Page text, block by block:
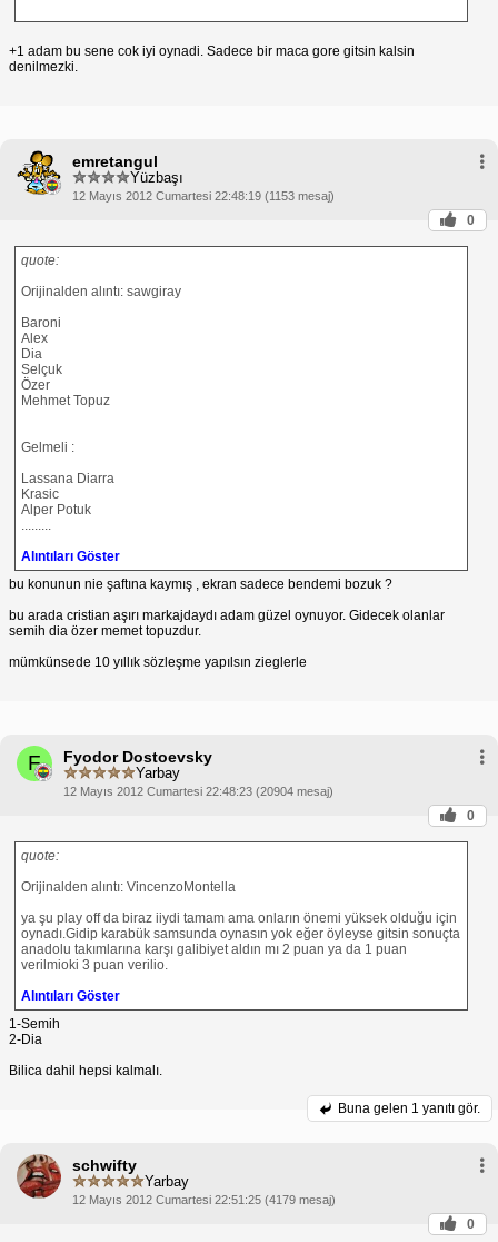
+1 adam bu sene cok iyi oynadi. Sadece bir maca gore gitsin kalsin
denilmezki.
emretangul
Yüzbaşı
12 Mayıs 2012 Cumartesi 22:48:19 (1153 mesaj)
0
quote:
Orijinalden alıntı: sawgiray
Baroni
Alex
Dia
Selçuk
Özer
Mehmet Topuz
Gelmeli :
Lassana Diarra
Krasic
Alper Potuk
Alıntıları Göster
bu konunun nie şaftına kaymış , ekran sadece bendemi bozuk ?
bu arada cristian aşırı markajdaydı adam güzel oynuyor. Gidecek olanlar
semih dia özer memet topuzdur.
mümkünsede 10 yıllık sözleşme yapılsın zieglerle
F Fyodor Dostoevsky
Yarbay
12 Mayıs 2012 Cumartesi 22:48:23 (20904 mesaj)
0
quote:
Orijinalden alıntı: VincenzoMontella
ya şu play off da biraz iiydi tamam ama onların önemi yüksek olduğu için
oynadı.Gidip karabük samsunda oynasın yok eğer öyleyse gitsin sonuçta
anadolu takımlarına karşı galibiyet aldın mı 2 puan ya da 1 puan
verilmioki 3 puan verilio.
Alıntıları Göster
1-Semih
2-Dia
Bilica dahil hepsi kalmalı.
Buna gelen 1 yanıtı gör.
schwifty
Yarbay
12 Mayıs 2012 Cumartesi 22:51:25 (4179 mesaj)
0